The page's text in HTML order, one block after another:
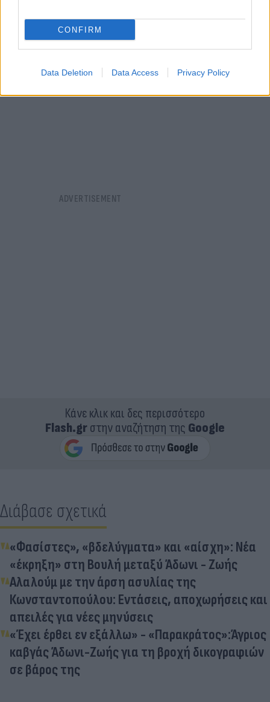
CONFIRM
Data Deletion Data Access Privacy Policy
Κάνε κλικ και δες περισσότερο
Flash.grστην αναζήτηση της Google
Διάβασε σχετικά
«Φασίστες», «βδελύγματα» και «αίσχη»: Νέα
«έκρηξη» στη Βουλή μεταξύ Άδωνι - Ζωής
Αλαλούμ με την άρση ασυλίας της
Κωνσταντοπούλου: Εντάσεις, αποχωρήσεις και
απειλές για νέες μηνύσεις
«Έχει έρθει εν εξάλλω» - «Παρακράτος»:Άγριος
καβγάς Άδωνι-Ζωής για τη βροχή δικογραφιών
σε βάρος της